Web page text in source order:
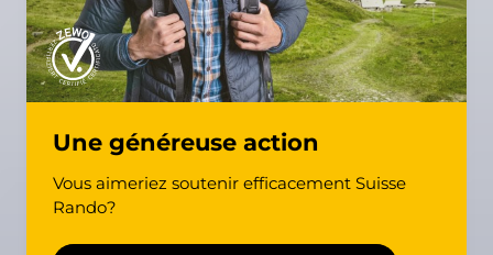
Une généreuse action
Vous aimeriez soutenir efficacement Suisse
Rando?